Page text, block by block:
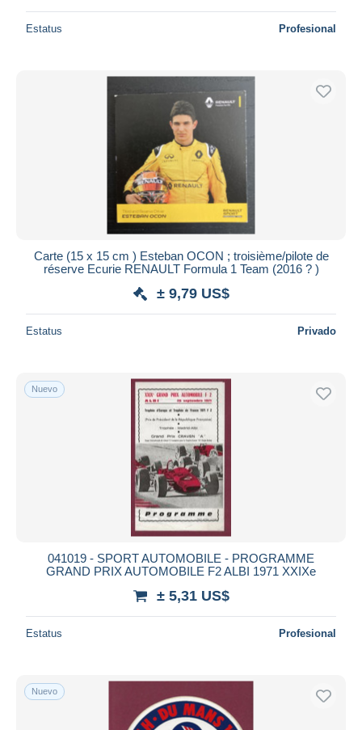
Estatus Profesional
Carte (15 x 15 cm ) Esteban OCON ; troisième/pilote de
réserve Ecurie RENAULT Formula 1 Team (2016 ? )
± 9,79 US$
Estatus Privado
Nuevo
041019 - SPORT AUTOMOBILE - PROGRAMME
GRAND PRIX AUTOMOBILE F2 ALBI 1971 XXIXe
± 5,31 US$
Estatus Profesional
Nuevo